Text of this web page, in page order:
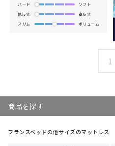
ハード
ソフト
低反発
高反発
スリム
ボリューム
1
商品を探す
フランスベッドの他サイズのマットレス